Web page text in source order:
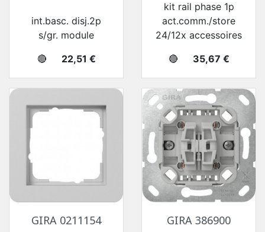
int.basc. disj.2p
s/gr. module
🔴
Prix
22,51 €
kit rail phase 1p
act.comm./store
24/12x accessoires
🔴
Prix
35,67 €
GIRA 0211154 GIRA 386900